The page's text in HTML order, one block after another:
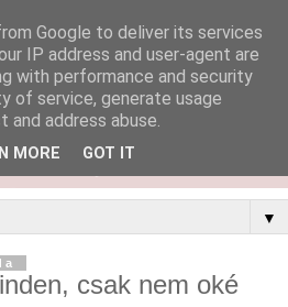
▼
​csak nem oké
Google to deliver its services
IP address and user-agent are
with performance and security
of service, generate usage
address abuse.
MORE GOT IT